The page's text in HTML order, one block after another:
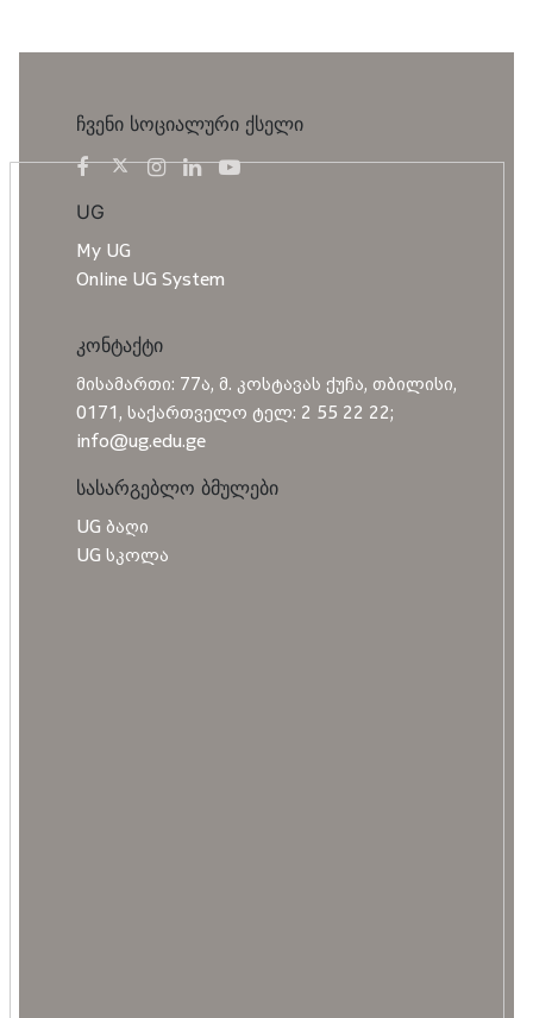
ჩვენი სოციალური ქსელი
UG
My UG
Online UG System
კონტაქტი
მისამართი: 77ა, მ. კოსტავას ქუჩა, თბილისი,
0171, საქართველო ტელ: 2 55 22 22;
info@ug.edu.ge
სასარგებლო ბმულები
UG ბაღი
UG სკოლა